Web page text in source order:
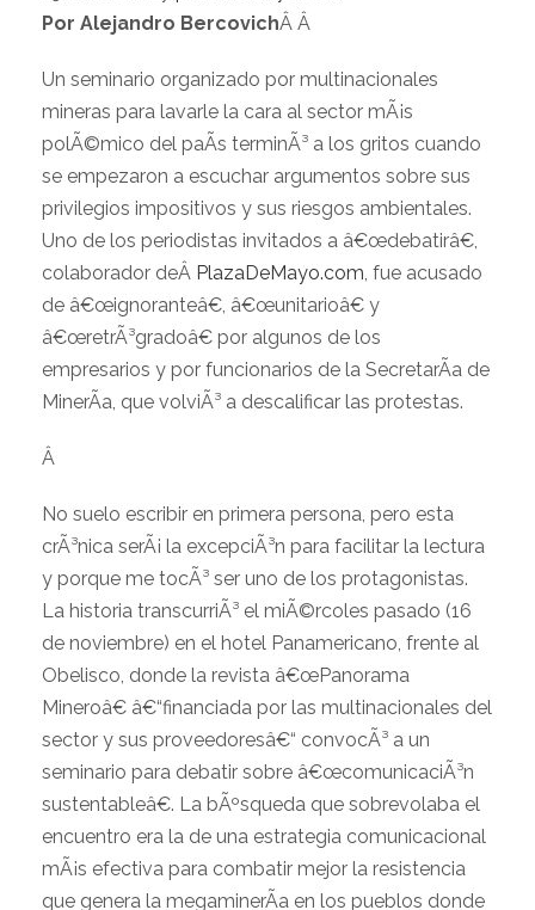
Por Alejandro BercovichÂ Â
Un seminario organizado por multinacionales
mineras para lavarle la cara al sector mÃ¡s
polÃ©mico del paÃ­s terminÃ³ a los gritos cuando
se empezaron a escuchar argumentos sobre sus
privilegios impositivos y sus riesgos ambientales.
Uno de los periodistas invitados a â€œdebatirâ€,
colaborador deÂ PlazaDeMayo.com, fue acusado
de â€œignoranteâ€, â€œunitarioâ€ y
â€œretrÃ³gradoâ€ por algunos de los
empresarios y por funcionarios de la SecretarÃ­a de
MinerÃ­a, que volviÃ³ a descalificar las protestas.
Â
No suelo escribir en primera persona, pero esta
crÃ³nica serÃ¡ la excepciÃ³n para facilitar la lectura
y porque me tocÃ³ ser uno de los protagonistas.
La historia transcurriÃ³ el miÃ©rcoles pasado (16
de noviembre) en el hotel Panamericano, frente al
Obelisco, donde la revista â€œPanorama
Mineroâ€ â€“financiada por las multinacionales del
sector y sus proveedoresâ€“ convocÃ³ a un
seminario para debatir sobre â€œcomunicaciÃ³n
sustentableâ€. La bÃºsqueda que sobrevolaba el
encuentro era la de una estrategia comunicacional
mÃ¡s efectiva para combatir mejor la resistencia
que genera la megaminerÃ­a en los pueblos donde